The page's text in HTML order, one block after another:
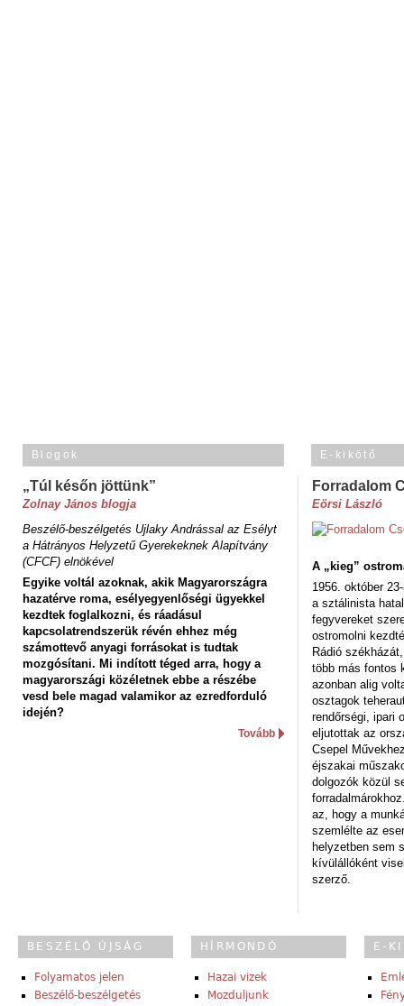
Blogok
„Túl későn jöttünk”
Zolnay János blogja
Beszélő-beszélgetés Ujlaky Andrással az Esélyt
a Hátrányos Helyzetű Gyerekeknek Alapítvány
(CFCF) elnökével
Egyike voltál azoknak, akik Magyarországra
hazatérve roma, esélyegyenlőségi ügyekkel
kezdtek foglalkozni, és ráadásul
kapcsolatrendszerük révén ehhez még
számottevő anyagi forrásokat is tudtak
mozgósítani. Mi indított téged arra, hogy a
magyarországi közéletnek ebbe a részébe
vesd bele magad valamikor az ezredforduló
idején?
Tovább
E-kikötő
Forradalom
Eörsi László
A „kieg”
1956. október
a sztálinista
fegyvereket
ostromolni
Rádió
több más fontos
azonban alig
osztagok
rendőrségi, ipari
eljutottak az
Csepel
éjszakai
dolgozók közül
az, hogy a
szemlélte az
helyzetben sem
kívülállóként
szerző.
BESZÉLŐ ÚJSÁG
Folyamatos jelen
Beszélő-beszélgetés
HÍRMONDÓ
Hazai vizek
Mozduljunk
E-